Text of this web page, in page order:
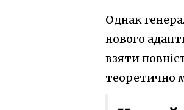
Однак
нового
взяти
теоретично